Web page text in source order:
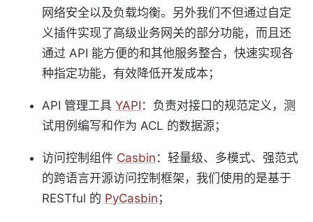
网络安全以及负载均衡。另外我们不但通过自定
义插件实现了高级业务网关的部分功能，而且还
通过 API 能方便的和其他服务整合，快速实现各
种指定功能，有效降低开发成本；
API 管理工具 YAPI ：负责对接口的规范定义，测
试用例编写和作为 ACL 的数据源；
访问控制组件 Casbin ：轻量级、多模式、强范式
的跨语言开源访问控制框架，我们使用的是基于
RESTful 的 PyCasbin ；